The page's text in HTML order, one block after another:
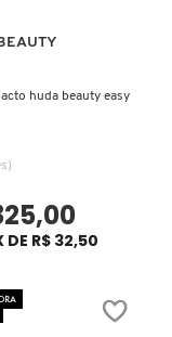
Ver mais
huda beauty easy
DE R$ 32,50